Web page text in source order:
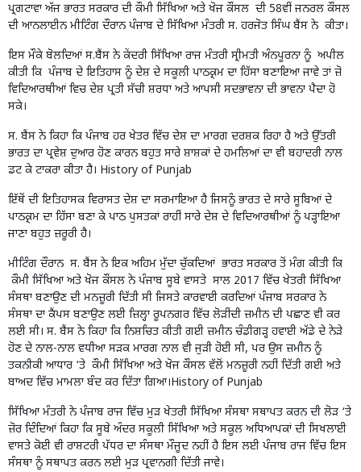
ਪ੍ਰਗਟਾਵਾ ਅੱਜ ਭਾਰਤ ਸਰਕਾਰ ਦੀ ਕੌਮੀ ਸਿੱਖਿਆ ਅਤੇ ਖੋਜ ਕੌਂਸਲ ਦੀ 58ਵੀਂ ਜਨਰਲ ਕੌਂਸਲ
ਦੀ ਆਨਲਾਈਨ ਮੀਟਿੰਗ ਦੌਰਾਨ ਪੰਜਾਬ ਦੇ ਸਿੱਖਿਆ ਮੰਤਰੀ ਸ. ਹਰਜੋਤ ਸਿੰਘ ਬੈਂਸ ਨੇ ਕੀਤਾ।
ਇਸ ਮੌਕੇ ਬੋਲਦਿਆਂ ਸ.ਬੈਂਸ ਨੇ ਕੇਂਦਰੀ ਸਿੱਖਿਆ ਰਾਜ ਮੰਤਰੀ ਸ੍ਰੀਮਤੀ ਅੰਨਪੂਰਨਾ ਨੂੰ ਅਪੀਲ
ਕੀਤੀ ਕਿ ਪੰਜਾਬ ਦੇ ਇਤਿਹਾਸ ਨੂੰ ਦੇਸ਼ ਦੇ ਸਕੂਲੀ ਪਾਠਕ੍ਰਮ ਦਾ ਹਿੱਸਾ ਬਣਾਇਆ ਜਾਵੇ ਤਾਂ ਜ਼ੋ
ਵਿਦਿਆਰਥੀਆਂ ਵਿਚ ਦੇਸ਼ ਪ੍ਰਤੀ ਸੱਚੀ ਸ਼ਰਧਾ ਅਤੇ ਆਪਸੀ ਸਦਭਾਵਨਾ ਦੀ ਭਾਵਨਾ ਪੈਦਾ ਹੋ
ਸਕੇ।
ਸ. ਬੈਂਸ ਨੇ ਕਿਹਾ ਕਿ ਪੰਜਾਬ ਹਰ ਖੇਤਰ ਵਿੱਚ ਦੇਸ਼ ਦਾ ਮਾਰਗ ਦਰਸ਼ਕ ਰਿਹਾ ਹੈ ਅਤੇ ਉੱਤਰੀ
ਭਾਰਤ ਦਾ ਪ੍ਰਵੇਸ਼ ਦੁਆਰ ਹੋਣ ਕਾਰਨ ਬਹੁਤ ਸਾਰੇ ਸ਼ਾਸ਼ਕਾਂ ਦੇ ਹਮਲਿਆਂ ਦਾ ਵੀ ਬਹਾਦਰੀ ਨਾਲ
ਡਟ ਕੇ ਟਾਕਰਾ ਕੀਤਾ ਹੈ। History of Punjab
ਇੱਥੋਂ ਦੀ ਇਤਿਹਾਸਕ ਵਿਰਾਸਤ ਦੇਸ਼ ਦਾ ਸਰਮਾਇਆ ਹੈ ਜਿਸਨੂੰ ਭਾਰਤ ਦੇ ਸਾਰੇ ਸੂਬਿਆਂ ਦੇ
ਪਾਠਕ੍ਰਮ ਦਾ ਹਿੱਸਾ ਬਣਾ ਕੇ ਪਾਠ ਪੁਸਤਕਾਂ ਰਾਹੀਂ ਸਾਰੇ ਦੇਸ਼ ਦੇ ਵਿਦਿਆਰਥੀਆਂ ਨੂੰ ਪੜ੍ਹਾਇਆ
ਜਾਣਾ ਬਹੁਤ ਜ਼ਰੂਰੀ ਹੈ।
ਮੀਟਿੰਗ ਦੌਰਾਨ ਸ. ਬੈਂਸ ਨੇ ਇਕ ਅਹਿਮ ਮੁੱਦਾ ਚੁੱਕਦਿਆਂ ਭਾਰਤ ਸਰਕਾਰ ਤੋਂ ਮੰਗ ਕੀਤੀ ਕਿ
ਕੌਮੀ ਸਿੱਖਿਆ ਅਤੇ ਖੋਜ ਕੌਂਸਲ ਨੇ ਪੰਜਾਬ ਸੂਬੇ ਵਾਸਤੇ ਸਾਲ 2017 ਵਿੱਚ ਖੇਤਰੀ ਸਿੱਖਿਆ
ਸੰਸਥਾ ਬਣਾਉਣ ਦੀ ਮਨਜ਼ੂਰੀ ਦਿੱਤੀ ਸੀ ਜਿਸਤੇ ਕਾਰਵਾਈ ਕਰਦਿਆਂ ਪੰਜਾਬ ਸਰਕਾਰ ਨੇ
ਸੰਸਥਾ ਦਾ ਕੈਂਪਸ ਬਣਾਉਣ ਲਈ ਜ਼ਿਲ੍ਹਾ ਰੂਪਨਗਰ ਵਿੱਚ ਲੋੜੀਂਦੀ ਜ਼ਮੀਨ ਦੀ ਪਛਾਣ ਵੀ ਕਰ
ਲਈ ਸੀ। ਸ. ਬੈਂਸ ਨੇ ਕਿਹਾ ਕਿ ਨਿਸ਼ਚਿਤ ਕੀਤੀ ਗਈ ਜ਼ਮੀਨ ਚੰਡੀਗੜ੍ਹ ਹਵਾਈ ਅੱਡੇ ਦੇ ਨੇੜੇ
ਹੋਣ ਦੇ ਨਾਲ-ਨਾਲ ਵਧੀਆ ਸੜਕ ਮਾਰਗ ਨਾਲ ਵੀ ਜੁੜੀ ਹੋਈ ਸੀ, ਪਰ ਉਸ ਜ਼ਮੀਨ ਨੂੰ
ਤਕਨੀਕੀ ਆਧਾਰ ‘ਤੇ ਕੌਮੀ ਸਿੱਖਿਆ ਅਤੇ ਖੋਜ ਕੌਂਸਲ ਵੱਲੋਂ ਮਨਜ਼ੂਰੀ ਨਹੀਂ ਦਿੱਤੀ ਗਈ ਅਤੇ
ਬਾਅਦ ਵਿੱਚ ਮਾਮਲਾ ਬੰਦ ਕਰ ਦਿੱਤਾ ਗਿਆ।History of Punjab
ਸਿੱਖਿਆ ਮੰਤਰੀ ਨੇ ਪੰਜਾਬ ਰਾਜ ਵਿੱਚ ਮੁੜ ਖੇਤਰੀ ਸਿੱਖਿਆ ਸੰਸਥਾ ਸਥਾਪਤ ਕਰਨ ਦੀ ਲੋੜ ‘ਤੇ
ਜ਼ੋਰ ਦਿੰਦਿਆਂ ਕਿਹਾ ਕਿ ਸੂਬੇ ਅੰਦਰ ਸਕੂਲੀ ਸਿੱਖਿਆ ਅਤੇ ਸਕੂਲ ਅਧਿਆਪਕਾਂ ਦੀ ਸਿਖਲਾਈ
ਵਾਸਤੇ ਕੋਈ ਵੀ ਰਾਸ਼ਟਰੀ ਪੱਧਰ ਦਾ ਸੰਸਥਾ ਮੌਜੂਦ ਨਹੀਂ ਹੈ ਇਸ ਲਈ ਪੰਜਾਬ ਰਾਜ ਵਿੱਚ ਇਸ
ਸੰਸਥਾ ਨੂੰ ਸਥਾਪਤ ਕਰਨ ਲਈ ਮੁੜ ਪ੍ਰਵਾਨਗੀ ਦਿੱਤੀ ਜਾਵੇ।